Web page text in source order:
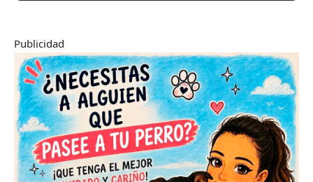
Publicidad